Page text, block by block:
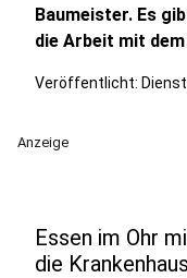
Baumeister. Es
die Arbeit mit
Veröffentlicht:
Anzeige
Essen im Ohr
die